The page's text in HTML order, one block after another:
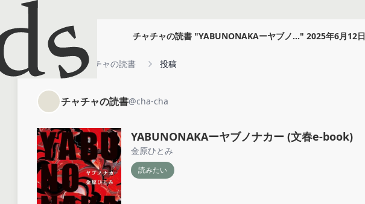
チャチャの読書 "YABUNONAKAーヤブノ..." 2025年6月12日
チャチャの読書 投稿
チャチャの読書@cha-cha
YABUNONAKAーヤブノナカー (文春e-book)
金原ひとみ
読みたい